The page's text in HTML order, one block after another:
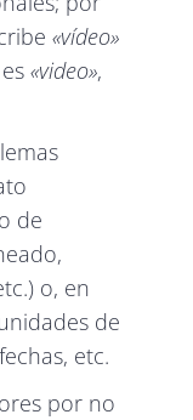
«vídeo»
es«video»,
de
o, en
de
etc.
por no